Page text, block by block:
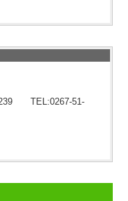
TEL:0267-51-